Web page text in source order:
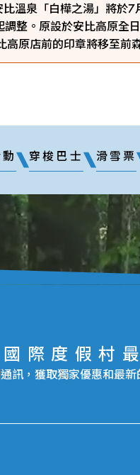
比溫泉「白樺之湯」將於
整。原設於安比高原全
原店前的印章將移至前
穿梭巴士 滑雪票
際度假村
訊，獲取獨家優惠和最